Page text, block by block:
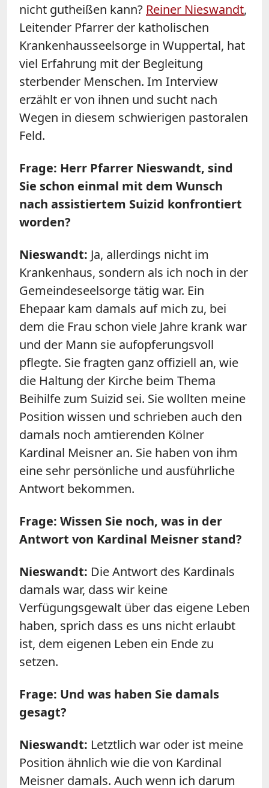
nicht gutheißen kann? Reiner Nieswandt,
Leitender Pfarrer der katholischen
Krankenhausseelsorge in Wuppertal, hat
viel Erfahrung mit der Begleitung
sterbender Menschen. Im Interview
erzählt er von ihnen und sucht nach
Wegen in diesem schwierigen pastoralen
Feld.
Frage: Herr Pfarrer Nieswandt, sind
Sie schon einmal mit dem Wunsch
nach assistiertem Suizid konfrontiert
worden?
Nieswandt: Ja, allerdings nicht im
Krankenhaus, sondern als ich noch in der
Gemeindeseelsorge tätig war. Ein
Ehepaar kam damals auf mich zu, bei
dem die Frau schon viele Jahre krank war
und der Mann sie aufopferungsvoll
pflegte. Sie fragten ganz offiziell an, wie
die Haltung der Kirche beim Thema
Beihilfe zum Suizid sei. Sie wollten meine
Position wissen und schrieben auch den
damals noch amtierenden Kölner
Kardinal Meisner an. Sie haben von ihm
eine sehr persönliche und ausführliche
Antwort bekommen.
Frage: Wissen Sie noch, was in der
Antwort von Kardinal Meisner stand?
Nieswandt: Die Antwort des Kardinals
damals war, dass wir keine
Verfügungsgewalt über das eigene Leben
haben, sprich dass es uns nicht erlaubt
ist, dem eigenen Leben ein Ende zu
setzen.
Frage: Und was haben Sie damals
gesagt?
Nieswandt: Letztlich war oder ist meine
Position ähnlich wie die von Kardinal
Meisner damals. Auch wenn ich darum